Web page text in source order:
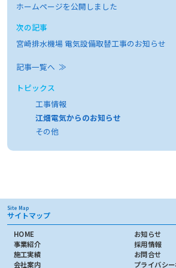
ホームページを公開しました
次の記事
宮崎排水機場 電気設備取替工事のお知らせ
記事一覧へ ≫
トピックス
工事情報
江畑電気からのお知らせ
その他
Site Map
サイトマップ
HOME
事業紹介
施工実績
会社案内
お知らせ
採用情報
お問合せ
プライバシ